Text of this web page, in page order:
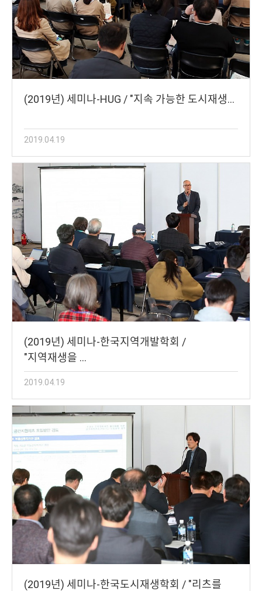
(2019년) 세미나-HUG / "지속 가능한 도시재생…
2019.04.19
(2019년) 세미나-한국지역개발학회 /
"지역재생을 …
2019.04.19
(2019년) 세미나-한국도시재생학회 / "리츠를